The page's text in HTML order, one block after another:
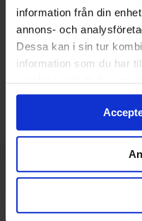
information från din
annons- och
Dessa kan i sin tur
information som du har
samlat in när du har
TEKNISK
Upp till 3500 x